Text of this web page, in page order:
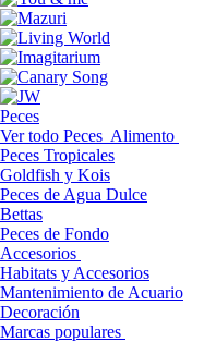
Peces
Ver todo Peces Alimento
Peces Tropicales
Goldfish y Kois
Peces de Agua Dulce
Bettas
Peces de Fondo
Accesorios
Habitats y Accesorios
Mantenimiento de Acuario
Decoración
Marcas populares